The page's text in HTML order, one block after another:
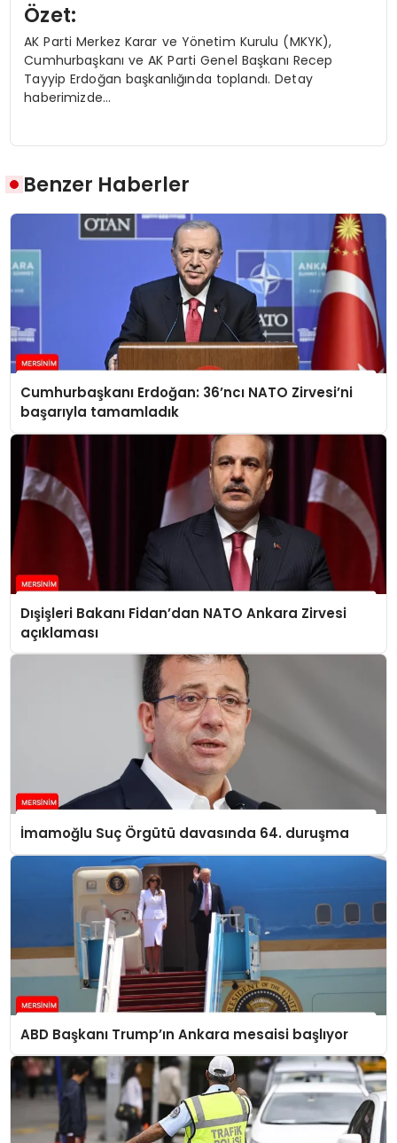
Özet:
AK Parti Merkez Karar ve Yönetim Kurulu (MKYK),
Cumhurbaşkanı ve AK Parti Genel Başkanı Recep
Tayyip Erdoğan başkanlığında toplandı. Detay
haberimizde…
Benzer Haberler
Cumhurbaşkanı Erdoğan: 36’ncı NATO Zirvesi’ni
başarıyla tamamladık
Dışişleri Bakanı Fidan’dan NATO Ankara Zirvesi
açıklaması
İmamoğlu Suç Örgütü davasında 64. duruşma
ABD Başkanı Trump’ın Ankara mesaisi başlıyor